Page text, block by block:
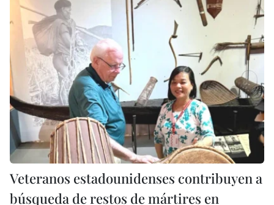
Veteranos estadounidenses contribuyen a
búsqueda de restos de mártires en